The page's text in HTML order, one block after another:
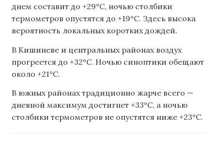
днем составит до +29°C, ночью столбики
термометров опустятся до +19°C. Здесь высока
вероятность локальных коротких дождей.
В Кишиневе и центральных районах воздух
прогреется до +32°C. Ночью синоптики обещают
около +21°C.
В южных районах традиционно жарче всего —
дневной максимум достигнет +33°C, а ночью
столбики термометров не опустятся ниже +23°C.